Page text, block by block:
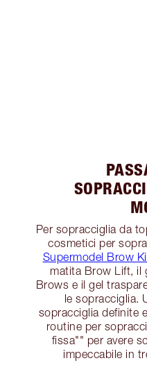
Per sopracciglia da
cosmetici per
Supermodel Brow
matita Brow Lift, il
Brows e il gel
le sopracciglia.
sopracciglia definite
routine per
fissa"" per avere
impeccabile in